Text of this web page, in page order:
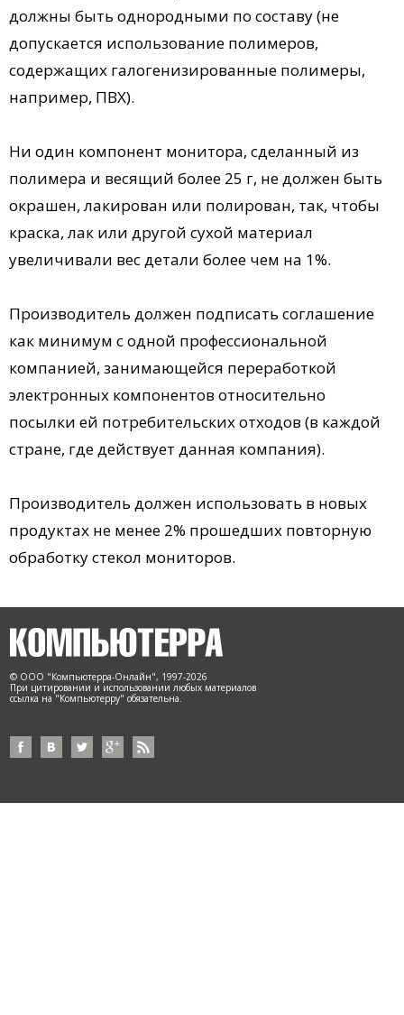
должны быть однородными по составу (не
допускается использование полимеров,
содержащих галогенизированные полимеры,
например, ПВХ).
Ни один компонент монитора, сделанный из
полимера и весящий более 25 г, не должен быть
окрашен, лакирован или полирован, так, чтобы
краска, лак или другой сухой материал
увеличивали вес детали более чем на 1%.
Производитель должен подписать соглашение
как минимум с одной профессиональной
компанией, занимающейся переработкой
электронных компонентов относительно
посылки ей потребительских отходов (в каждой
стране, где действует данная компания).
Производитель должен использовать в новых
продуктах не менее 2% прошедших повторную
обработку стекол мониторов.
© ООО "Компьютерра-Онлайн", 1997-2026
При цитировании и использовании любых материалов
ссылка на "Компьютерру" обязательна.